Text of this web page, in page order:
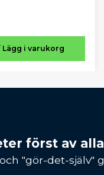
Lägg i varukorg
först av
"gör-det-själv"